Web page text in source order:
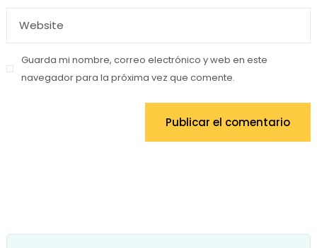
Guarda mi nombre, correo electrónico y web en este
navegador para la próxima vez que comente.
Publicar el comentario